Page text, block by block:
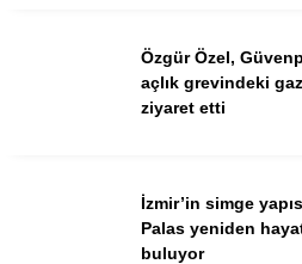
Özgür Özel,
açlık grevindeki
ziyaret etti
İzmir’in simge
Palas yeniden
buluyor